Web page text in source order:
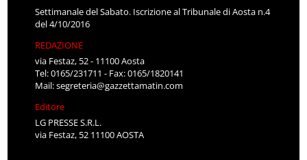
Settimanale del Sabato. Iscrizione al Tribunale di Aosta n.4
del 4/10/2016
REDAZIONE
via Festaz, 52 - 11100 Aosta
Tel: 0165/231711 - Fax: 0165/1820141
Mail:segreteria@gazzettamatin.com
Editore
LG PRESSE S.R.L.
via Festaz, 52 11100 AOSTA